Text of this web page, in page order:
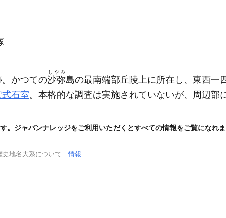
かつての沙弥
しやみ
島の最南端部丘陵上に所在し、東西一
石室。本格的な調査は実施されていないが、周辺部
。ジャパンナレッジをご利用いただくとすべての情報をご覧になれ
史地名大系について情報